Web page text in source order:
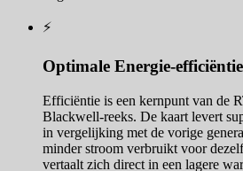
⚡
Optimale Energie-efficiëntie
Efficiëntie is een kernpunt van de
Blackwell-reeks. De kaart levert
in vergelijking met de vorige
minder stroom verbruikt voor
vertaalt zich direct in een lagere